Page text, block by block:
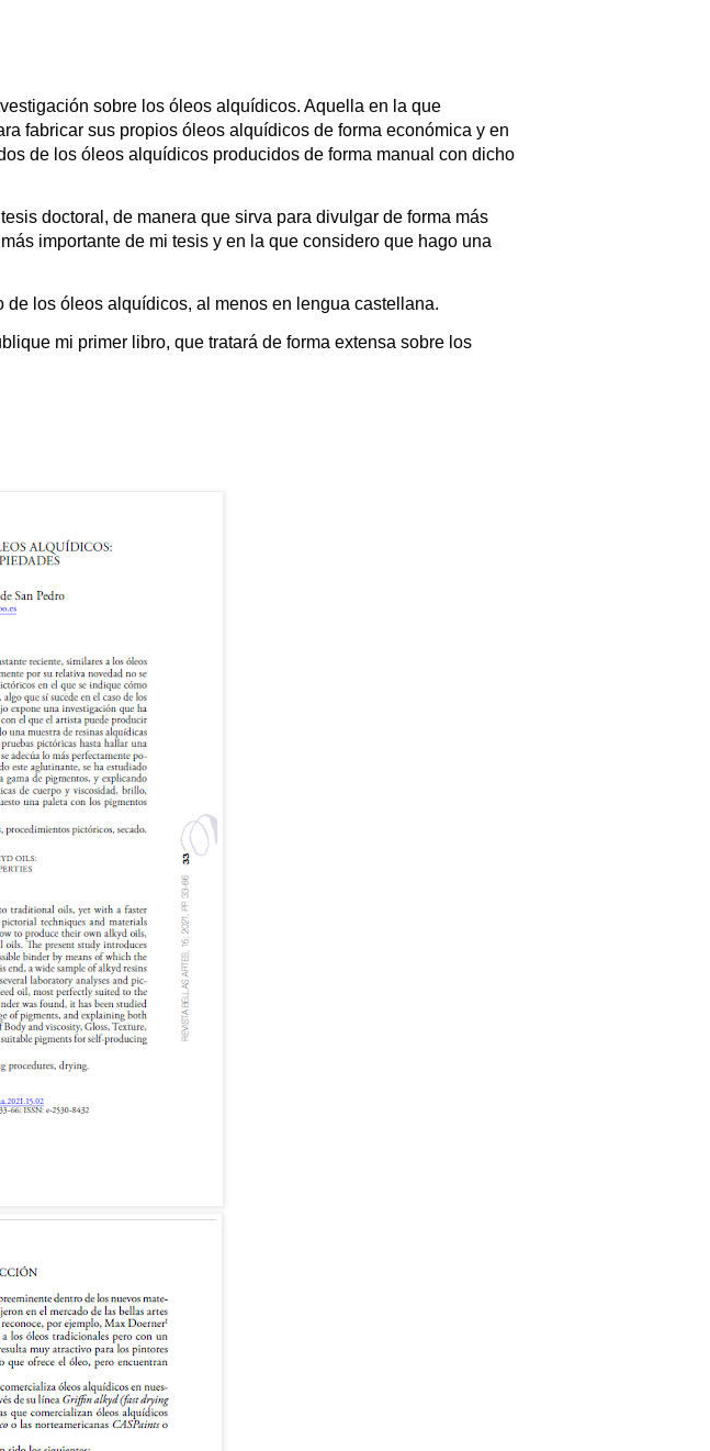
sobre los óleos alquídicos. Aquella en la que
fabricar sus propios óleos alquídicos de forma económica y en
de los óleos alquídicos producidos de forma manual con dicho
doctoral, de manera que sirva para divulgar de forma más
importante de mi tesis y en la que considero que hago una
los óleos alquídicos, al menos en lengua castellana.
mi primer libro, que tratará de forma extensa sobre los